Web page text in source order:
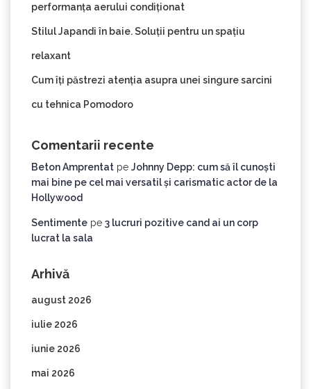
performanța aerului condiționat
Stilul Japandi în baie. Soluții pentru un spațiu
relaxant
Cum îți păstrezi atenția asupra unei singure sarcini
cu tehnica Pomodoro
Comentarii recente
Beton Amprentat pe Johnny Depp: cum să îl cunoști
mai bine pe cel mai versatil și carismatic actor de la
Hollywood
Sentimente pe 3 lucruri pozitive cand ai un corp
lucrat la sala
Arhivă
august 2026
iulie 2026
iunie 2026
mai 2026